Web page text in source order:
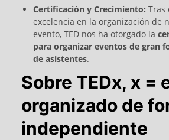
Certificación y Crecimiento: Tras
excelencia en la organización de
evento, TED nos ha otorgado la
para organizar eventos de gran
de asistentes.
Sobre TEDx, x =
organizado de
independiente